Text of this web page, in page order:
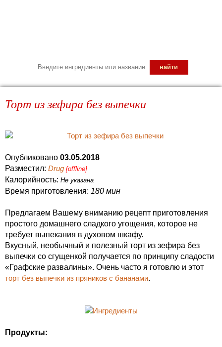
Торт из зефира без выпечки
Опубликовано 03.05.2018
Разместил: Drug [offline]
Калорийность: Не указана
Время приготовления: 180 мин
Предлагаем Вашему вниманию рецепт приготовления
простого домашнего сладкого угощения, которое не
требует выпекания в духовом шкафу.
Вкусный, необычный и полезный торт из зефира без
выпечки со сгущенкой получается по принципу сладости
«Графские развалины». Очень часто я готовлю и этот
торт без выпечки из пряников с бананами.
Продукты: